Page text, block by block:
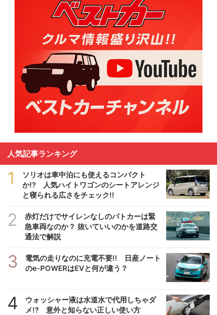
人気記事ランキング
1
ソリオは車中泊にも使えるコンパクト
か!? 人気ハイトワゴンのシートアレンジ
と寝られる広さをチェック!!
2
赤灯だけでサイレンなしのパトカーは緊
急車両なのか？ 抜いていいのかを道路交
通法で解説
3
電気の走りなのに充電不要!! 日産ノート
のe-POWERはEVと何が違う？
4
ウォッシャー液は水道水で代用しちゃダ
メ!? 意外と知らない正しい使い方